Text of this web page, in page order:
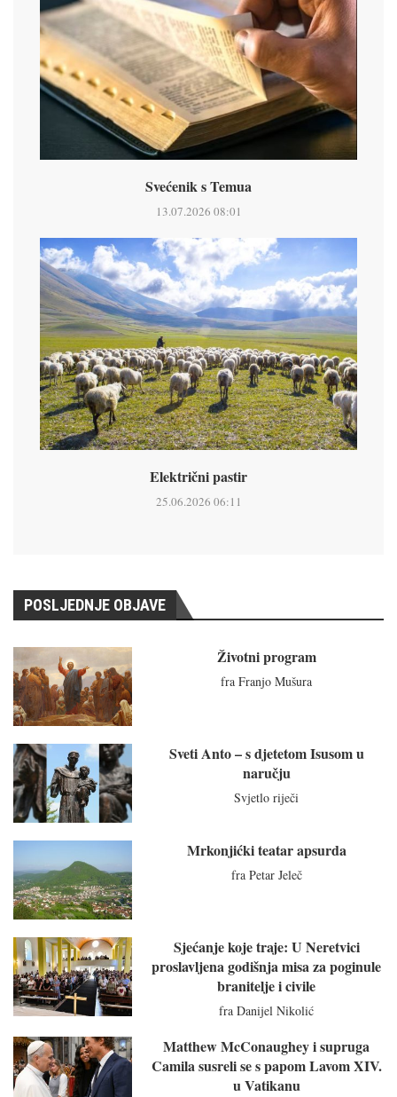
Svećenik s Temua
13.07.2026 08:01
Električni pastir
25.06.2026 06:11
POSLJEDNJE OBJAVE
Životni program
fra Franjo Mušura
Sveti Anto – s djetetom Isusom u
naručju
Svjetlo riječi
Mrkonjićki teatar apsurda
fra Petar Jeleč
Sjećanje koje traje: U Neretvici
proslavljena godišnja misa za poginule
branitelje i civile
fra Danijel Nikolić
Matthew McConaughey i supruga
Camila susreli se s papom Lavom XIV.
u Vatikanu